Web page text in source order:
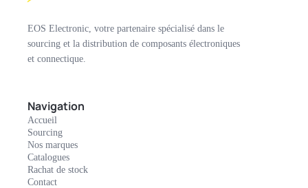
EOS Electronic, votre partenaire spécialisé dans le
sourcing et la distribution de composants électroniques
et connectique.
Navigation
Accueil
Sourcing
Nos marques
Catalogues
Rachat de stock
Contact